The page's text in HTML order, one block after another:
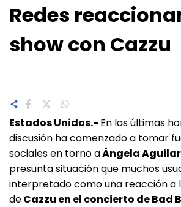
Redes
show con Cazzu
Estados Unidos.- En las últimas
discusión ha comenzado a tomar
sociales en torno aÁngela
presunta situación que muchos
interpretado como una reacción a
deCazzu en el concierto de Bad